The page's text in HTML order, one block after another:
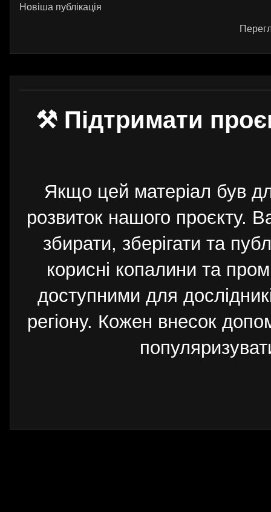
Новіша публікація
⚒ Підтримати
Якщо цей матеріал був
розвиток нашого проєкту.
збирати, зберігати та
корисні копалини та
доступними для
регіону. Кожен внесок